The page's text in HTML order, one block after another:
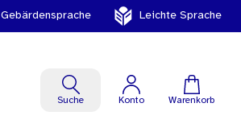
Gebärdensprache Leichte Sprache
Suche Konto Warenkorb